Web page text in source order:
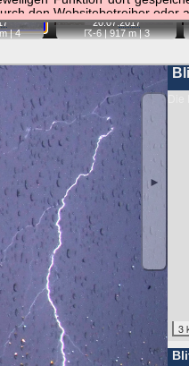
den Websitebetreiber oder
Daten vertraulich und
Sie in Art. 4 DSGVO.
(s. Art. 6 Abs. 1 lit. f.
Zuständigkeit des
|4
20.07.2017
☈-6| 917 m |3
►
3